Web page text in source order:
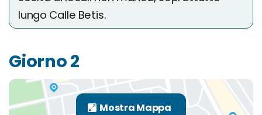
lungo Calle Betis.
Giorno 2